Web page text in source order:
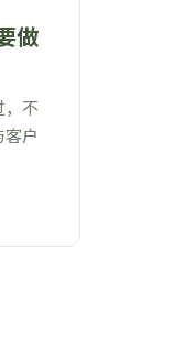
做
，不
户